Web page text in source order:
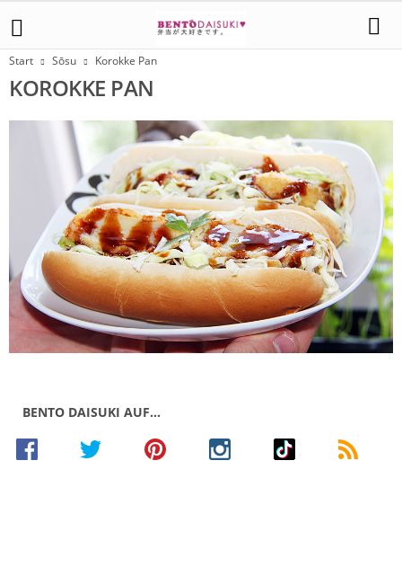
Start Sōsu Korokke Pan
KOROKKE PAN
BENTO DAISUKI AUF…